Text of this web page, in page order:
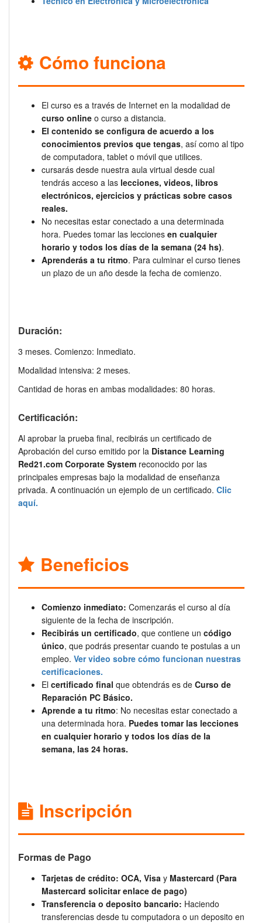
Cómo funciona
El curso es a través de Internet en la modalidad de
curso online o curso a distancia.
El contenido se configura de acuerdo a los
conocimientos previos que tengas, así como al tipo
de computadora, tablet o móvil que utilices.
cursarás desde nuestra aula virtual desde cual
tendrás acceso a las lecciones, videos, libros
electrónicos, ejercicios y prácticas sobre casos
reales.
No necesitas estar conectado a una determinada
hora. Puedes tomar las lecciones en cualquier
horario y todos los días de la semana (24 hs).
Aprenderás a tu ritmo. Para culminar el curso tienes
un plazo de un año desde la fecha de comienzo.
Duración:
3 meses. Comienzo: Inmediato.
Modalidad intensiva: 2 meses.
Cantidad de horas en ambas modalidades: 80 horas.
Certificación:
Al aprobar la prueba final, recibirás un certificado de
Aprobación del curso emitido por la Distance Learning
Red21.com Corporate System reconocido por las
principales empresas bajo la modalidad de enseñanza
privada. A continuación un ejemplo de un certificado. Clic
aquí.
Beneficios
Comienzo inmediato: Comenzarás el curso al día
siguiente de la fecha de inscripción.
Recibirás un certificado, que contiene un código
único, que podrás presentar cuando te postulas a un
empleo. Ver video sobre cómo funcionan nuestras
certificaciones.
El certificado final que obtendrás es de Curso de
Reparación PC Básico.
Aprende a tu ritmo: No necesitas estar conectado a
una determinada hora. Puedes tomar las lecciones
en cualquier horario y todos los días de la
semana, las 24 horas.
Inscripción
Formas de Pago
Tarjetas de crédito: OCA, Visa y Mastercard (Para
Mastercard solicitar enlace de pago)
Transferencia o deposito bancario: Haciendo
transferencias desde tu computadora o un deposito en